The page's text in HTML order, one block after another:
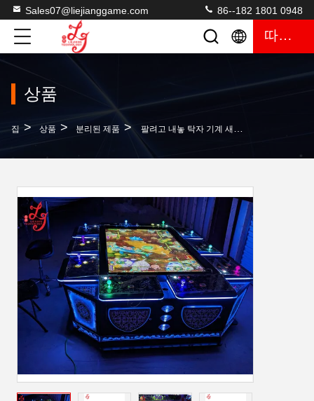
Sales07@liejianggame.com 86--182 1801 0948
따옴표
상품
집 > 상품 > 분리된 제품 > 팔려고 내놓 탁자 기계 새로운 게임 기계 낮은 가격 광저우 뜨거운 매도 공장을 잡는 리장 8시 10분 선수들